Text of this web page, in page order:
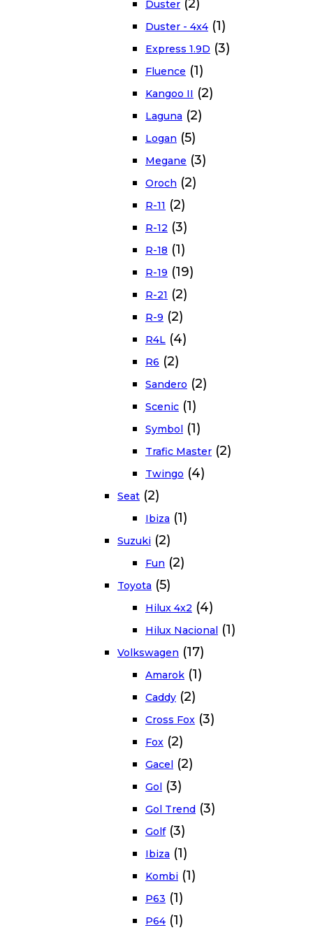
Duster (2)
Duster - 4x4 (1)
Express 1.9D (3)
Fluence (1)
Kangoo II (2)
Laguna (2)
Logan (5)
Megane (3)
Oroch (2)
R-11 (2)
R-12 (3)
R-18 (1)
R-19 (19)
R-21 (2)
R-9 (2)
R4L (4)
R6 (2)
Sandero (2)
Scenic (1)
Symbol (1)
Trafic Master (2)
Twingo (4)
Seat (2)
Ibiza (1)
Suzuki (2)
Fun (2)
Toyota (5)
Hilux 4x2 (4)
Hilux Nacional (1)
Volkswagen (17)
Amarok (1)
Caddy (2)
Cross Fox (3)
Fox (2)
Gacel (2)
Gol (3)
Gol Trend (3)
Golf (3)
Ibiza (1)
Kombi (1)
P63 (1)
P64 (1)